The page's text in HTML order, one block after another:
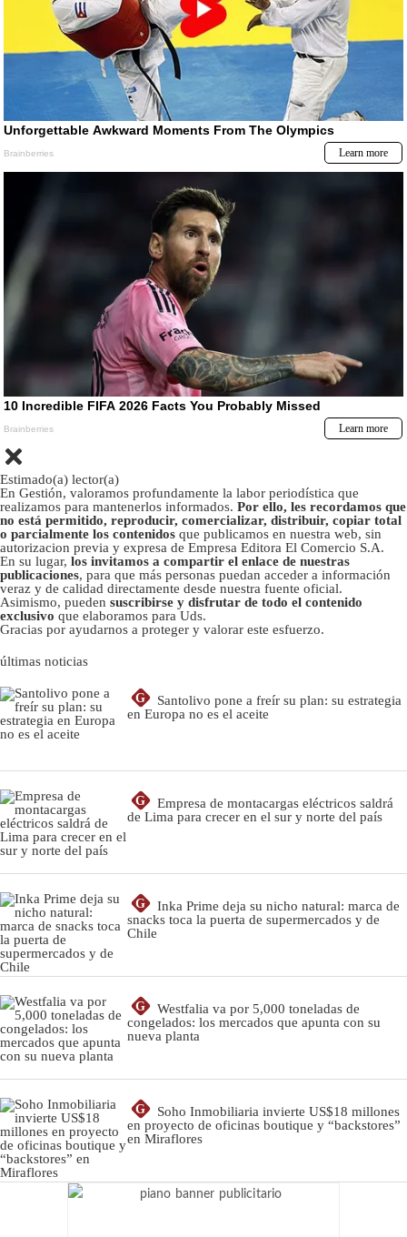
Estimado(a) lector(a)
En Gestión, valoramos profundamente la labor periodística que
realizamos para mantenerlos informados. Por ello, les recordamos que
no está permitido, reproducir, comercializar, distribuir, copiar total
o parcialmente los contenidos que publicamos en nuestra web, sin
autorizacion previa y expresa de Empresa Editora El Comercio S.A.
En su lugar, los invitamos a compartir el enlace de nuestras
publicaciones, para que más personas puedan acceder a información
veraz y de calidad directamente desde nuestra fuente oficial.
Asimismo, pueden suscribirse y disfrutar de todo el contenido
exclusivo que elaboramos para Uds.
Gracias por ayudarnos a proteger y valorar este esfuerzo.
últimas noticias
G
Santolivo pone a freír su plan: su estrategia
en Europa no es el aceite
G
Empresa de montacargas eléctricos saldrá
de Lima para crecer en el sur y norte del país
G
Inka Prime deja su nicho natural: marca de
snacks toca la puerta de supermercados y de
Chile
G
Westfalia va por 5,000 toneladas de
congelados: los mercados que apunta con su
nueva planta
G
Soho Inmobiliaria invierte US$18 millones
en proyecto de oficinas boutique y “backstores”
en Miraflores